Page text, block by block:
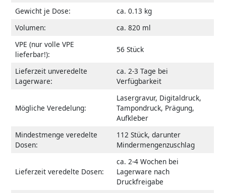
Gewicht je Dose:
ca. 0.13 kg
Volumen:
ca. 820 ml
VPE (nur volle VPE
lieferbar!):
56 Stück
Lieferzeit unveredelte
Lagerware:
ca. 2-3 Tage bei
Verfügbarkeit
Mögliche Veredelung:
Lasergravur, Digitaldruck,
Tampondruck, Prägung,
Aufkleber
Mindestmenge veredelte
Dosen:
112 Stück, darunter
Mindermengenzuschlag
Lieferzeit veredelte Dosen:
ca. 2-4 Wochen bei
Lagerware nach
Druckfreigabe